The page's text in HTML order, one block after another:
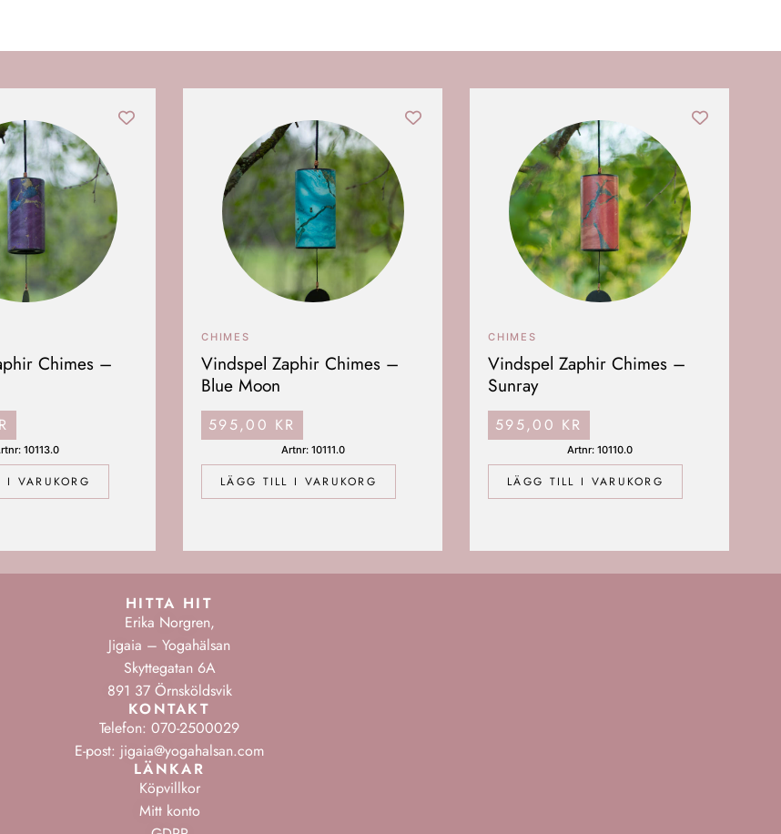
I VARUKORG
Chimes –
10113.0
LÄGG TILL I VARUKORG
CHIMES
Vindspel Zaphir Chimes –
Blue Moon
595,00 KR
Artnr: 10111.0
LÄGG TILL I VARUKORG
CHIMES
Vindspel Zaphir Chimes –
Sunray
595,00 KR
Artnr: 10110.0
HITTA HIT
Erika Norgren,
Jigaia – Yogahälsan
Skyttegatan 6A
891 37 Örnsköldsvik
KONTAKT
Telefon: 070-2500029
E-post: jigaia@yogahalsan.com
LÄNKAR
Köpvillkor
Mitt konto